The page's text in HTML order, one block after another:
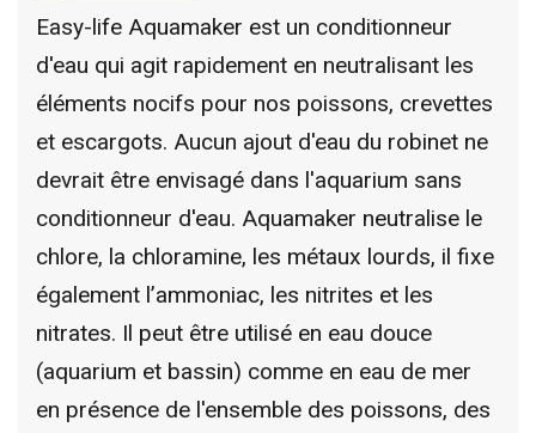
Easy-life Aquamaker est un conditionneur
d'eau qui agit rapidement en neutralisant les
éléments nocifs pour nos poissons, crevettes
et escargots. Aucun ajout d'eau du robinet ne
devrait être envisagé dans l'aquarium sans
conditionneur d'eau. Aquamaker neutralise le
chlore, la chloramine, les métaux lourds, il fixe
également l’ammoniac, les nitrites et les
nitrates. Il peut être utilisé en eau douce
(aquarium et bassin) comme en eau de mer
en présence de l'ensemble des poissons, des